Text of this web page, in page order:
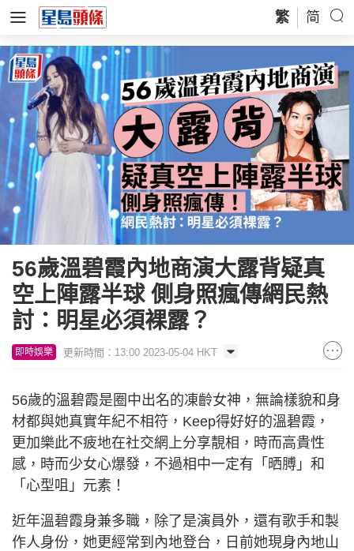
繁 简
56歲溫碧霞內地商演大露背疑真
空上陣露半球 側身照瘋傳網民熱
討：明星必須裸露？
即時娛樂 更新時間：13:00 2023-05-04 HKT
56歲的溫碧霞是圈中出名的凍齡女神，無論樣貌和身
材都與她真實年紀不相符，Keep得好好的溫碧霞，
更加樂此不疲地在社交網上分享靚相，時而高貴性
感，時而少女心爆發，不過相中一定有「晒膊」和
「心型咀」元素！
近年溫碧霞身兼多職，除了是演員外，還有歌手和製
作人身份，她更經常到內地登台，日前她現身內地山